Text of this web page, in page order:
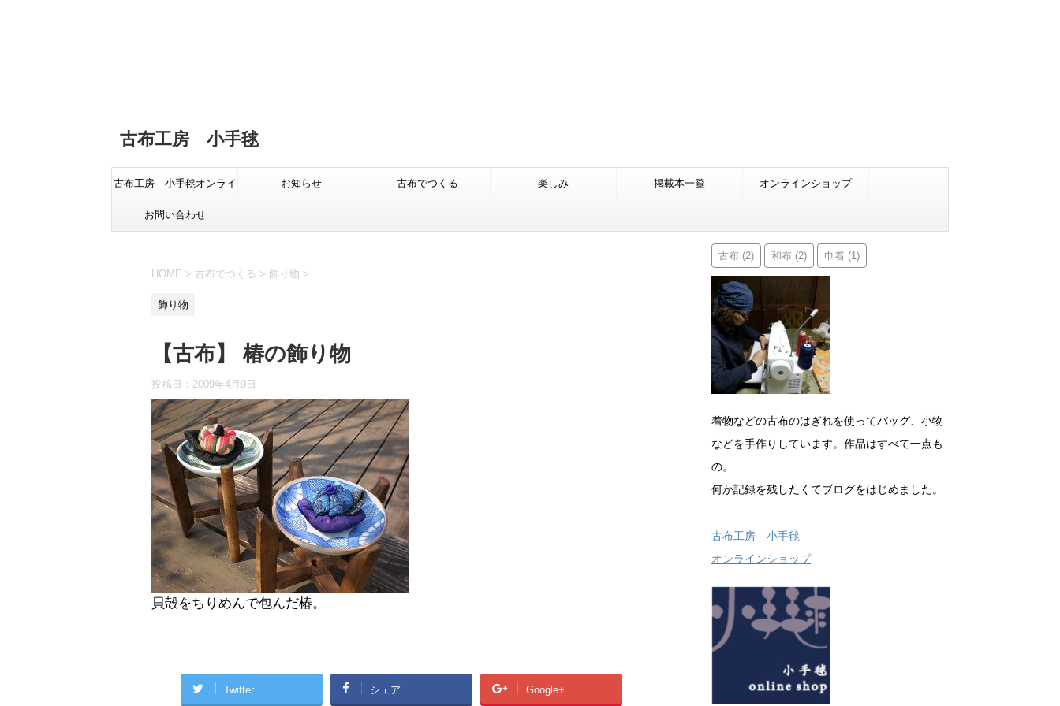
古布工房 小手毬
古布工房 小手毬オンライ
ンショップ
お知らせ 古布でつくる 楽しみ 掲載本一覧 オンラインショップ
お問い合わせ
HOME > 古布でつくる > 飾り物 >
飾り物
【古布】 椿の飾り物
投稿日： 2009年4月9日
貝殻をちりめんで包んだ椿。
Twitter シェア Google+
古布 (2) 和布 (2) 巾着 (1)
着物などの古布のはぎれを使ってバッグ、小物
などを手作りしています。作品はすべて一点も
の。
何か記録を残したくてブログをはじめました。
古布工房 小手毬
オンラインショップ